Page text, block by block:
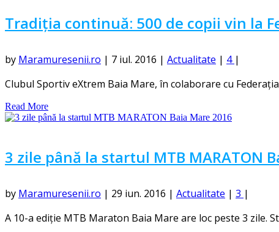
Tradiția continuă: 500 de copii vin la
by Maramuresenii.ro | 7 iul. 2016 | Actualitate | 4 |
Clubul Sportiv eXtrem Baia Mare, în colaborare cu
Read More
3 zile până la startul MTB MARATON
by Maramuresenii.ro | 29 iun. 2016 | Actualitate | 3 |
A 10-a ediție MTB Maraton Baia Mare are loc peste 3 zile.